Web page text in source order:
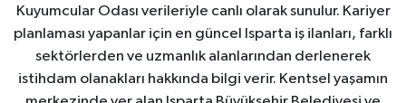
Kuyumcular Odası verileriyle canlı olarak sunulur. Kariyer
planlaması yapanlar için en güncel Isparta iş ilanları, farklı
sektörlerden ve uzmanlık alanlarından derlenerek
istihdam olanakları hakkında bilgi verir. Kentsel yaşamın